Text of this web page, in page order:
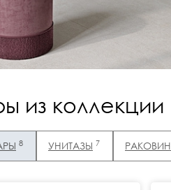
из коллекции
8 УНИТАЗЫ 7